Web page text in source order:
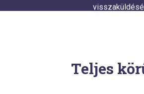
Teljes